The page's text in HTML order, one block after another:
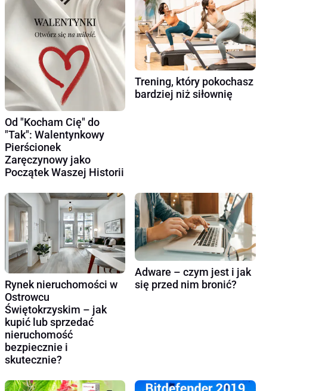
Od "Kocham Cię" do
"Tak": Walentynkowy
Pierścionek
Zaręczynowy jako
Początek Waszej Historii
Trening, który pokochasz
bardziej niż siłownię
Rynek nieruchomości w
Ostrowcu
Świętokrzyskim – jak
kupić lub sprzedać
nieruchomość
bezpiecznie i
skutecznie?
Adware – czym jest i jak
się przed nim bronić?